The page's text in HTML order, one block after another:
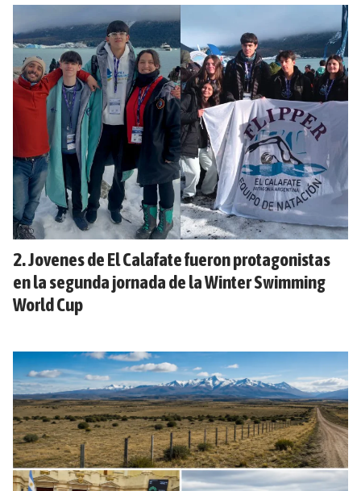
Jovenes de El Calafate fueron protagonistas
en la segunda jornada de la Winter Swimming
World Cup